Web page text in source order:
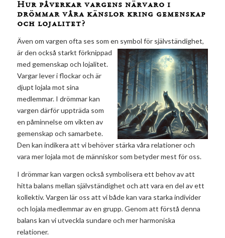
Hur påverkar vargens närvaro i
drömmar våra känslor kring gemenskap
och lojalitet?
Även om vargen ofta ses som en symbol för självständighet,
är den också starkt förknippad
med gemenskap och lojalitet.
Vargar lever i flockar och är
djupt lojala mot sina
medlemmar. I drömmar kan
vargen därför uppträda som
en påminnelse om vikten av
gemenskap och samarbete.
Den kan indikera att vi behöver stärka våra relationer och
vara mer lojala mot de människor som betyder mest för oss.
I drömmar kan vargen också symbolisera ett behov av att
hitta balans mellan självständighet och att vara en del av ett
kollektiv. Vargen lär oss att vi både kan vara starka individer
och lojala medlemmar av en grupp. Genom att förstå denna
balans kan vi utveckla sundare och mer harmoniska
relationer.